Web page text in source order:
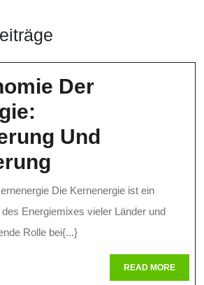
Der
Und
Taxonomie
Der
Kernenergie:
Klassifizierung
Die Kernenergie ist ein
Energiemixes vieler Länder und
Rolle bei{...}
READ MOREREAD
MORE